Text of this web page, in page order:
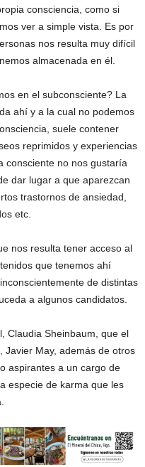
consciencia, como si
ver a simple vista. Es por
nos resulta muy difícil
almacenada en él.
en el subconsciente? La
ahí y a la cual no podemos
suele contener
reprimidos y experiencias
consciente no nos gustaría
dar lugar a que aparezcan
trastornos de ansiedad,
etc.
nos resulta tener acceso al
que tenemos ahí
de distintas
a algunos candidatos.
Claudia Sheinbaum, que el
Javier May, además de otros
aspirantes a un cargo de
especie de karma que les